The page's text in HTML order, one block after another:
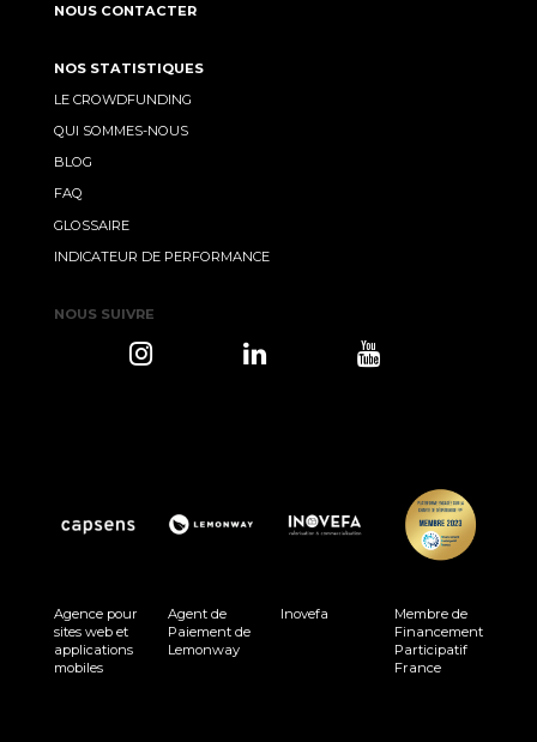
NOUS CONTACTER
NOS STATISTIQUES
LE CROWDFUNDING
QUI SOMMES-NOUS
BLOG
FAQ
GLOSSAIRE
INDICATEUR DE PERFORMANCE
NOUS SUIVRE
Agence pour
sites web et
applications
mobiles
Agent de
Paiement de
Lemonway
Inovefa
Membre de
Financement
Participatif
France